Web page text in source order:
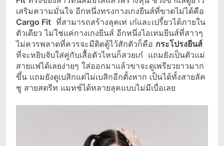
เสริมความมั่นใจ อีกหนึ่งทรงกางเกงยีนส์ที่ขาดไม่ได้คือ
Cargo Fit ที่สามารถสร้างลุคเท่ เก๋และเปรี้ยวได้ภายใน
ตัวเดียว ไม่ใช่แค่กางเกงยีนส์ อีกหนึ่งไอเทมยีนส์ที่สาวๆ
ไม่ควรพลาดที่ควรจะมีติดตู้ไว้สักตัวก็คือ กระโปรงยีนส์
ที่จะหยิบจับใส่คู่กับเสื้อตัวไหนก็สวยเก๋ แถมยังเป็นตัวแม่
สายแฟได้เลยง่ายๆ ใส่ออกมาแล้วขาจะดูเพรียวยาวมาก
ขึ้น แถมยังดูเบสิกแต่ไม่เบสิกอีกตั้งหาก เป็นได้ทั้งสายลัค
ชู สายสตรีท แมทช์ได้หลายลุคแบบไม่มีเบื่อเลย